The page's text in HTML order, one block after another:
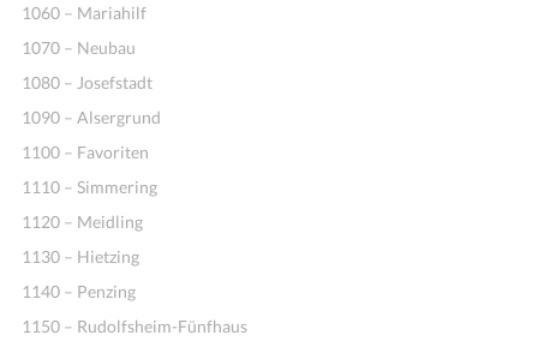
1060 – Mariahilf
1070 – Neubau
1080 – Josefstadt
1090 – Alsergrund
1100 – Favoriten
1110 – Simmering
1120 – Meidling
1130 – Hietzing
1140 – Penzing
1150 – Rudolfsheim-Fünfhaus